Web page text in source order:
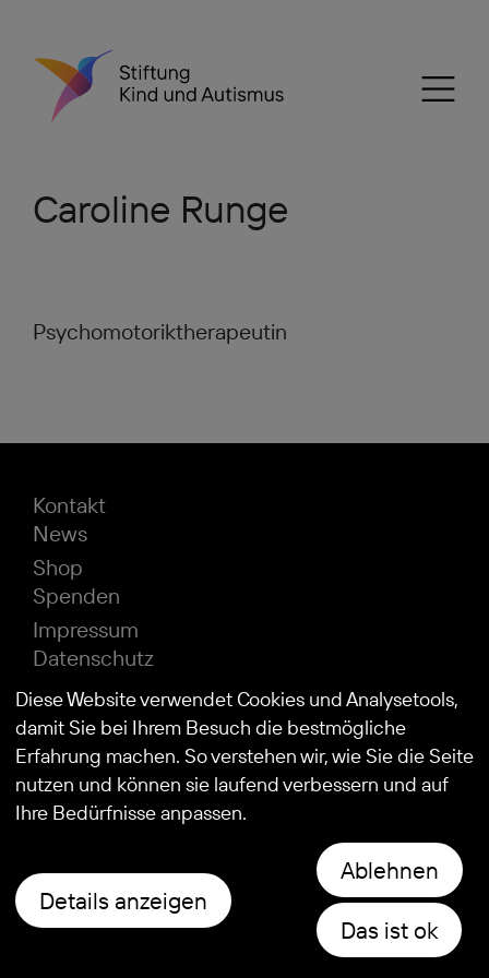
Caroline Runge
Psychomotoriktherapeutin
© 2026Stiftung Kind und Autismus
Kontakt
News
Shop
Spenden
Impressum
Datenschutz
Diese Website verwendet Cookies und Analysetools,
damit Sie bei Ihrem Besuch die bestmögliche
Erfahrung machen. So verstehen wir, wie Sie die Seite
nutzen und können sie laufend verbessern und auf
Ihre Bedürfnisse anpassen.
Details anzeigen
Ablehnen
Das ist ok